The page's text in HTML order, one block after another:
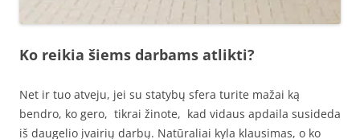
Ko reikia šiems darbams atlikti?
Net ir tuo atveju, jei su statybų sfera turite mažai ką
bendro, ko gero, tikrai žinote, kad vidaus apdaila susideda
iš daugelio įvairių darbų. Natūraliai kyla klausimas, o ko